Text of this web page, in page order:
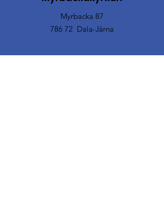
Myrbacka 87
786 72 Dala-Järna